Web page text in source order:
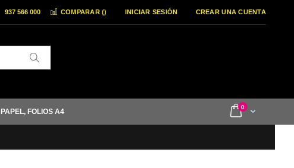
COMPARAR () INICIAR SESIÓN CREAR UNA CUENTA
937 566 000
Cart
0items
PAPEL, FOLIOS A4